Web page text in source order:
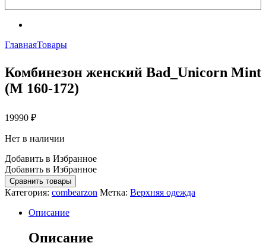
ГлавнаяТовары
Комбинезон женский Bad_Unicorn Mint
(M 160-172)
19990 ₽
Нет в наличии
Добавить в Избранное
Добавить в Избранное
Сравнить товары
Категория: combearzon Метка: Верхняя одежда
Описание
Описание